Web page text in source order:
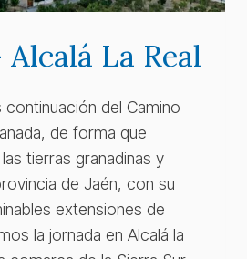
La Real
continuación del Camino
de forma que
tierras granadinas y
de Jaén, con su
extensiones de
la jornada en Alcalá la